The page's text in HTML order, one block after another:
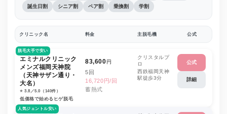
誕生日割 シニア割 ペア割 乗換割 学割
クリニック名 料金 主脱毛機 公式
脱毛大手で安い
エミナルクリニック
メンズ福岡天神院
（天神サザン通り・
大名）
⭐️ 3.8／5.0（140件）
低価格で始めるヒゲ脱毛
83,600円
5回
16,720円/回
蓄熱式
クリスタルプ
ロ
西鉄福岡天神
駅徒歩3分
公式
詳細
人気ジェントル安い